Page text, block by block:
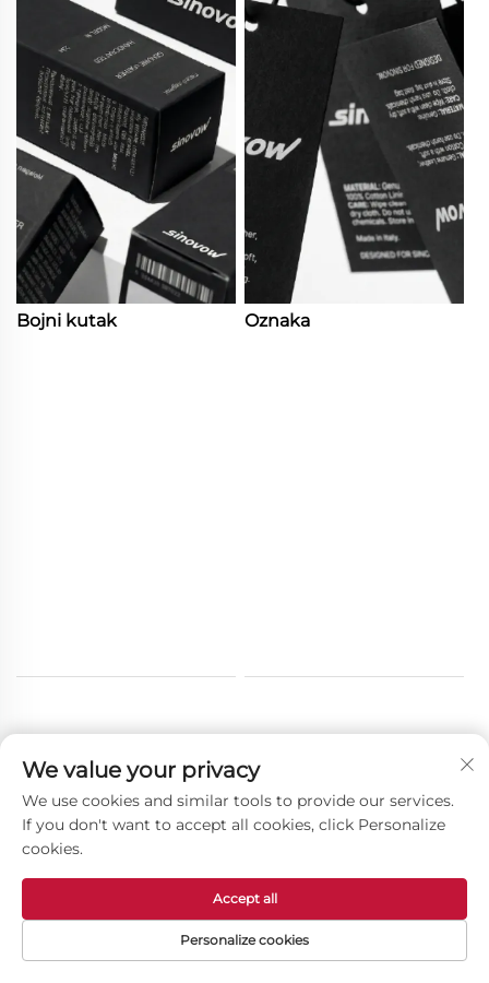
Bojni kutak Oznaka
Ostali proizvodi
We value your privacy
We use cookies and similar tools to provide our services.
If you don't want to accept all cookies, click Personalize
cookies.
Personalize cookies
Accept all